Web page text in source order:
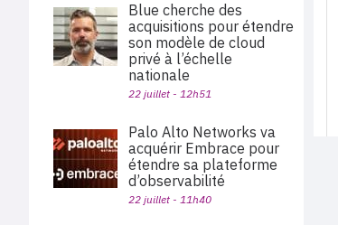
Blue cherche des
acquisitions pour étendre
son modèle de cloud
privé à l’échelle
nationale
22 juillet - 12h51
Palo Alto Networks va
acquérir Embrace pour
étendre sa plateforme
d’observabilité
22 juillet - 11h40